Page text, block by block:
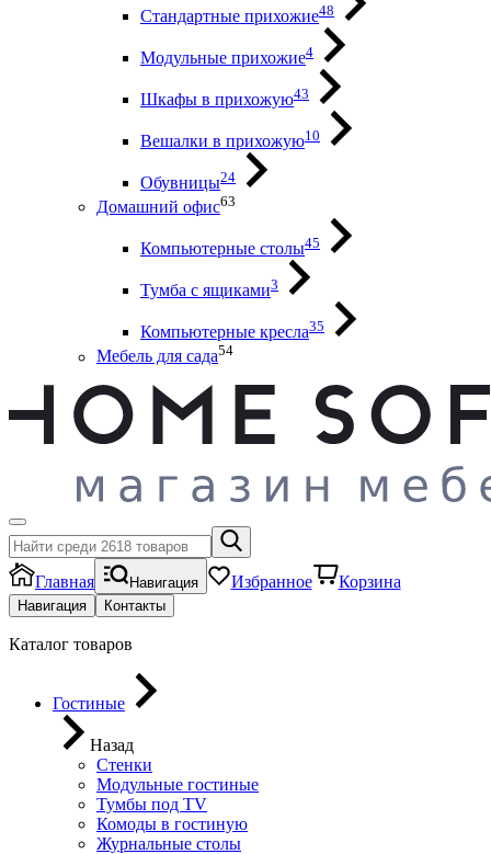
Стандартные прихожие48
Модульные прихожие4
Шкафы в прихожую43
Вешалки в прихожую10
Обувницы24
Домашний офис63
Компьютерные столы45
Тумба с ящиками3
Компьютерные кресла35
Мебель для сада54
Главная Навигация Избранное Корзина
Навигация Контакты
Каталог товаров
Гостиные
Назад
Стенки
Модульные гостиные
Тумбы под ТV
Комоды в гостиную
Журнальные столы